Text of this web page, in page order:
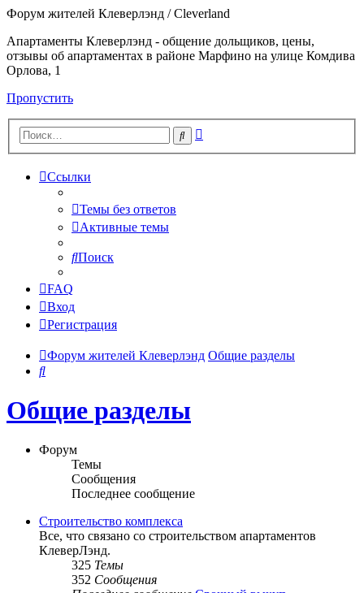
Форум жителей Клеверлэнд / Cleverland
Апартаменты Клеверлэнд - общение дольщиков, цены,
отзывы об апартаментах в районе Марфино на улице Комдива
Орлова, 1
Пропустить
Поиск
Ссылки
Темы без ответов
Активные темы
Поиск
FAQ
Вход
Регистрация
Форум жителей Клеверлэнд Общие разделы
Поиск
Общие разделы
Форум
Темы
Сообщения
Последнее сообщение
Строительство комплекса
Все, что связано со строительством апартаментов
КлеверЛэнд.
325 Темы
352 Сообщения